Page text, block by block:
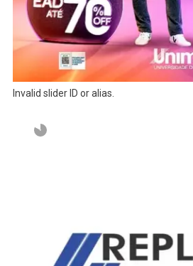
Invalid slider ID or alias.